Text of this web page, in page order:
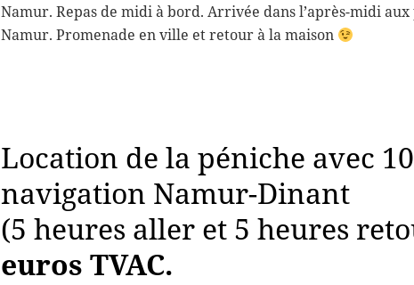
Namur. Repas de midi à bord. Arrivée dans l’après-midi aux
Namur. Promenade en ville et retour à la maison
Location de la péniche avec
navigation Namur-Dinant
(5 heures aller et 5 heures
euros TVAC.